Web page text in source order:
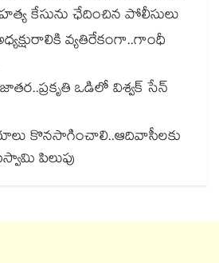
కేసును ఛేదించిన పోలీసులు
వ్యతిరేకంగా..గాంధీ
ఒడిలో విశ్వక్ సేన్
కొనసాగించాలి..ఆదివాసీలకు
పిలుపు